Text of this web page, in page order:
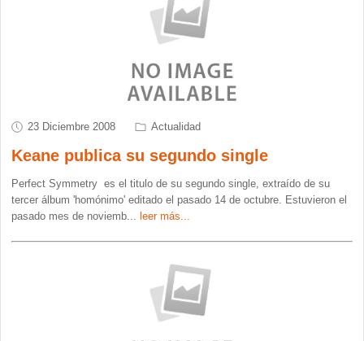
23 Diciembre 2008 Actualidad
Keane publica su segundo single
Perfect Symmetry es el titulo de su segundo single, extraído de su
tercer álbum 'homónimo' editado el pasado 14 de octubre. Estuvieron el
pasado mes de noviemb
leer más...